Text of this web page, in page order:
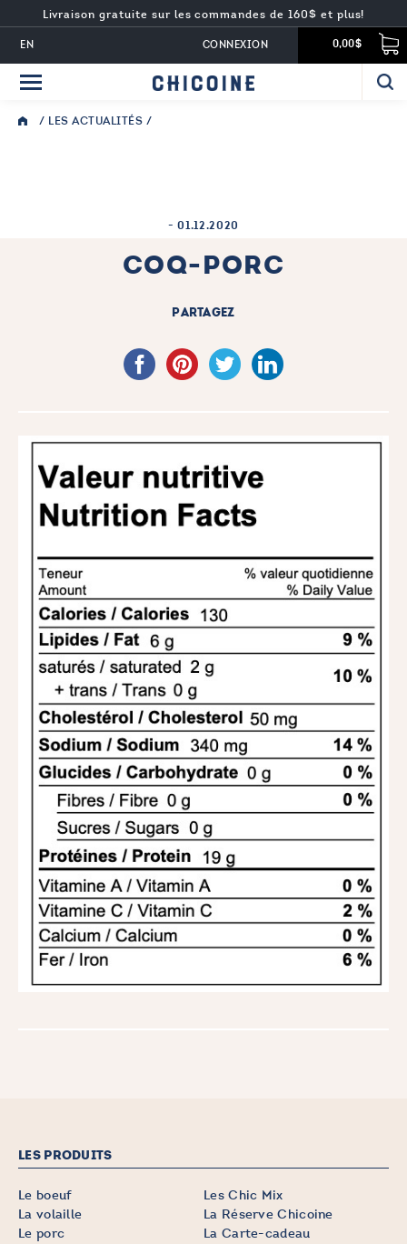
EN
Livraison gratuite sur les commandes de 160$ et plus!
0,00$
CONNEXION
/ LES ACTUALITÉS /
-01.12.2020
COQ-PORC
PARTAGEZ
LES PRODUITS
Le boeuf
La volaille
Le porc
Les Chic Mix
La Réserve Chicoine
La Carte-cadeau